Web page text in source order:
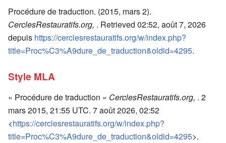
Procédure de traduction. (2015, mars 2).
CerclesRestauratifs.org, . Retrieved 02:52, août 7, 2026
depuis https://cerclesrestauratifs.org/w/index.php?
title=Proc%C3%A9dure_de_traduction&oldid=4295.
Style MLA
« Procédure de traduction » CerclesRestauratifs.org, . 2
mars 2015, 21:55 UTC. 7 août 2026, 02:52
<https://cerclesrestauratifs.org/w/index.php?
title=Proc%C3%A9dure_de_traduction&oldid=4295>.